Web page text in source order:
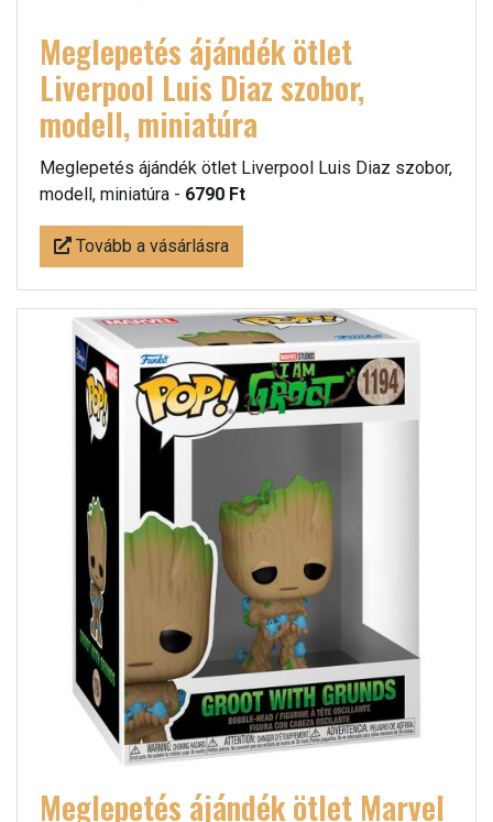
Meglepetés ájándék ötlet
Liverpool Luis Diaz szobor,
modell, miniatúra
Meglepetés ájándék ötlet Liverpool Luis Diaz szobor,
modell, miniatúra - 6790 Ft
Tovább a vásárlásra
Meglepetés ájándék ötlet Marvel